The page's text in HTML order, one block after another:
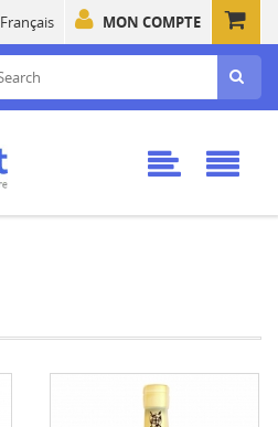
MON COMPTE
Français